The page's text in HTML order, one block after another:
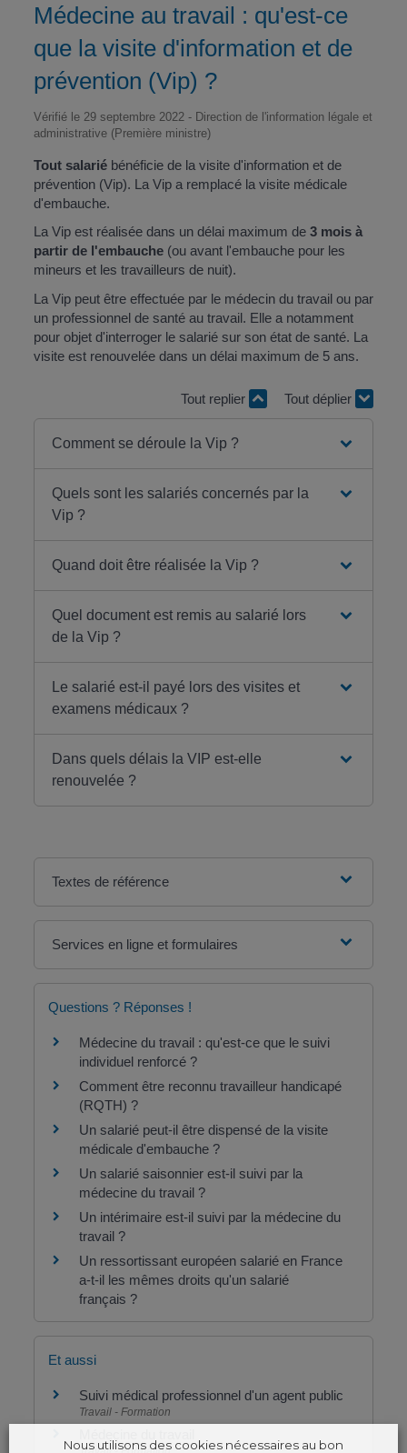
Médecine au travail : qu'est-ce
que la visite d'information et de
prévention (Vip) ?
Vérifié le 29 septembre 2022 - Direction de l'information légale et
administrative (Première ministre)
Tout salariébénéficie de la visite d'information et de
prévention (Vip). La Vip a remplacé la visite médicale
d'embauche.
La Vip est réalisée dans un délai maximum de 3 mois à
partir de l'embauche(ou avant l'embauche pour les
mineurs et les travailleurs de nuit).
La Vip peut être effectuée par le médecin du travail ou par
un professionnel de santé au travail. Elle a notamment
pour objet d'interroger le salarié sur son état de santé. La
visite est renouvelée dans un délai maximum de 5 ans.
Tout replier Tout déplier
Comment se déroule la Vip ?
Quels sont les salariés concernés par la
Vip ?
Quand doit être réalisée la Vip ?
Quel document est remis au salarié lors
de la Vip ?
Le salarié est-il payé lors des visites et
examens médicaux ?
Dans quels délais la VIP est-elle
renouvelée ?
Textes de référence
Services en ligne et formulaires
Questions ? Réponses !
Médecine du travail : qu'est-ce que le suivi
individuel renforcé ?
Comment être reconnu travailleur handicapé
(RQTH) ?
Un salarié peut-il être dispensé de la visite
médicale d'embauche ?
Un salarié saisonnier est-il suivi par la
médecine du travail ?
Un intérimaire est-il suivi par la médecine du
travail ?
Un ressortissant européen salarié en France
a-t-il les mêmes droits qu'un salarié
français ?
Et aussi
Suivi médical professionnel d'un agent public
Travail - Formation
Nous utilisons des cookies nécessaires au bon